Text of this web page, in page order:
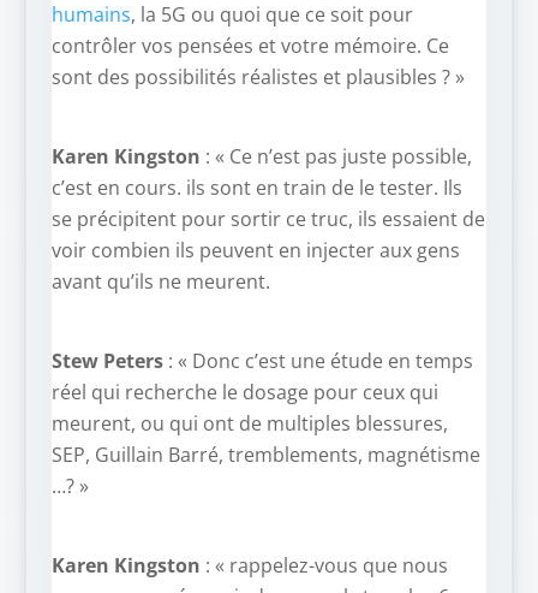
humains, la 5G ou quoi que ce soit pour
contrôler vos pensées et votre mémoire. Ce
sont des possibilités réalistes et plausibles ? »
Karen Kingston : « Ce n’est pas juste possible,
c’est en cours. ils sont en train de le tester. Ils
se précipitent pour sortir ce truc, ils essaient de
voir combien ils peuvent en injecter aux gens
avant qu’ils ne meurent.
Stew Peters: « Donc c’est une étude en temps
réel qui recherche le dosage pour ceux qui
meurent, ou qui ont de multiples blessures,
SEP, Guillain Barré, tremblements, magnétisme
…? »
Karen Kingston : « rappelez-vous que nous